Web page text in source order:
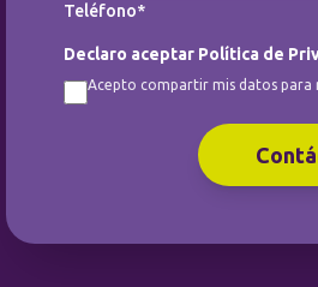
Teléfono*
Declaro aceptar Política de
Acepto compartir mis datos para